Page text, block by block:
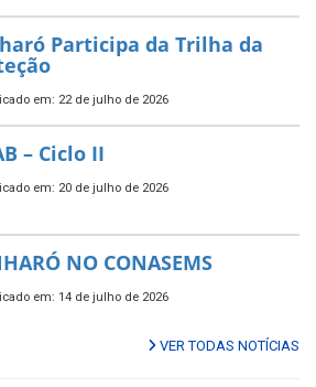
Participa da Trilha da
em: 22 de julho de 2026
– Ciclo II
em: 20 de julho de 2026
NO CONASEMS
em: 14 de julho de 2026
VER TODAS NOTÍCIAS